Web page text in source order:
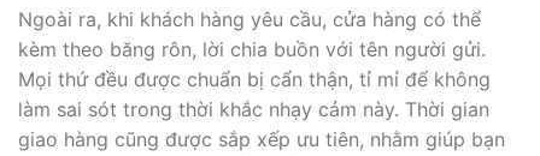
Ngoài ra, khi khách hàng yêu cầu, cửa hàng có thể
kèm theo băng rôn, lời chia buồn với tên người gửi.
Mọi thứ đều được chuẩn bị cẩn thận, tỉ mỉ để không
làm sai sót trong thời khắc nhạy cảm này. Thời gian
giao hàng cũng được sắp xếp ưu tiên, nhằm giúp bạn